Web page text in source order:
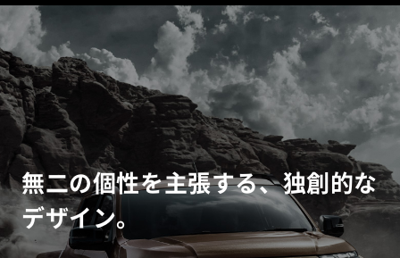
無二の個性を主張する、独創的な
デザイン。